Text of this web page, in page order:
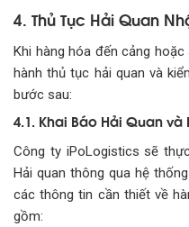
4. Thủ Tục Hải Quan
Khi hàng hóa đến cảng
hành thủ tục hải quan và
bước sau:
4.1. Khai Báo Hải Quan và
Công ty iPoLogistics sẽ
Hải quan thông qua hệ
các thông tin cần thiết về
gồm: